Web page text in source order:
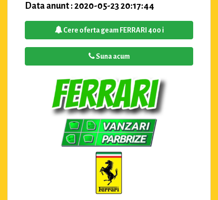
Data anunt : 2020-05-23 20:17:44
Cere oferta geam FERRARI 400 i
Suna acum